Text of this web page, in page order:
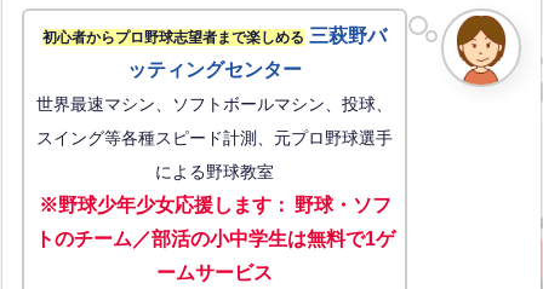
初心者からプロ野球志望者まで楽しめる 三萩野バ
ッティングセンター
世界最速マシン、ソフトボールマシン、投球、
スイング等各種スピード計測、元プロ野球選手
による野球教室
※野球少年少女応援します： 野球・ソフ
トのチーム／部活の小中学生は無料で1ゲ
ームサービス